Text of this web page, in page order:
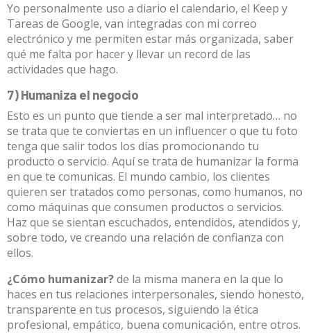
Yo personalmente uso a diario el calendario, el Keep y
Tareas de Google, van integradas con mi correo
electrónico y me permiten estar más organizada, saber
qué me falta por hacer y llevar un record de las
actividades que hago.
7) Humaniza el negocio
Esto es un punto que tiende a ser mal interpretado… no
se trata que te conviertas en un influencer o que tu foto
tenga que salir todos los días promocionando tu
producto o servicio. Aquí se trata de humanizar la forma
en que te comunicas. El mundo cambio, los clientes
quieren ser tratados como personas, como humanos, no
como máquinas que consumen productos o servicios.
Haz que se sientan escuchados, entendidos, atendidos y,
sobre todo, ve creando una relación de confianza con
ellos.
¿Cómo humanizar?de la misma manera en la que lo
haces en tus relaciones interpersonales, siendo honesto,
transparente en tus procesos, siguiendo la ética
profesional, empático, buena comunicación, entre otros.